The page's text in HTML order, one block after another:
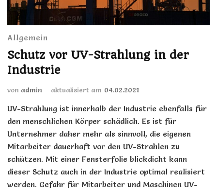
Allgemein
Schutz vor UV-Strahlung in der
Industrie
von admin aktualisiert am 04.02.2021
UV-Strahlung ist innerhalb der Industrie ebenfalls für
den menschlichen Körper schädlich. Es ist für
Unternehmer daher mehr als sinnvoll, die eigenen
Mitarbeiter dauerhaft vor den UV-Strahlen zu
schützen. Mit einer Fensterfolie blickdicht kann
dieser Schutz auch in der Industrie optimal realisiert
werden. Gefahr für Mitarbeiter und Maschinen UV-